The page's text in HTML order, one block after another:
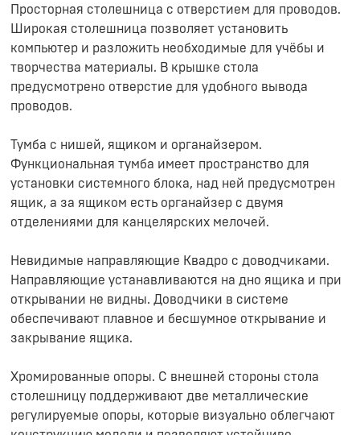
Просторная столешница с отверстием для проводов.
Широкая столешница позволяет установить
компьютер и разложить необходимые для учёбы и
творчества материалы. В крышке стола
предусмотрено отверстие для удобного вывода
проводов.
Тумба с нишей, ящиком и органайзером.
Функциональная тумба имеет пространство для
установки системного блока, над ней предусмотрен
ящик, а за ящиком есть органайзер с двумя
отделениями для канцелярских мелочей.
Невидимые направляющие Квадро с доводчиками.
Направляющие устанавливаются на дно ящика и при
открывании не видны. Доводчики в системе
обеспечивают плавное и бесшумное открывание и
закрывание ящика.
Хромированные опоры. С внешней стороны стола
столешницу поддерживают две металлические
регулируемые опоры, которые визуально облегчают